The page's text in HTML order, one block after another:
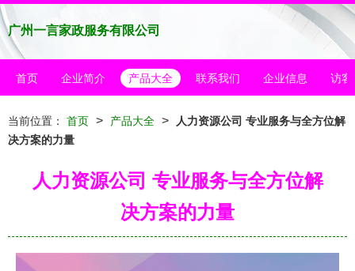
广州一言家政服务有限公司
首页 企业简介 产品大全 联系我们 企业信息 访客
当前位置： 首页 > 产品大全 >
人力资源公司 专业服务与全方位解
决方案的力量
人力资源公司 专业服务与全方位解
决方案的力量